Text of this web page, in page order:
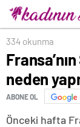
334 okunma
neden
ABONE OL
Önceki hafta